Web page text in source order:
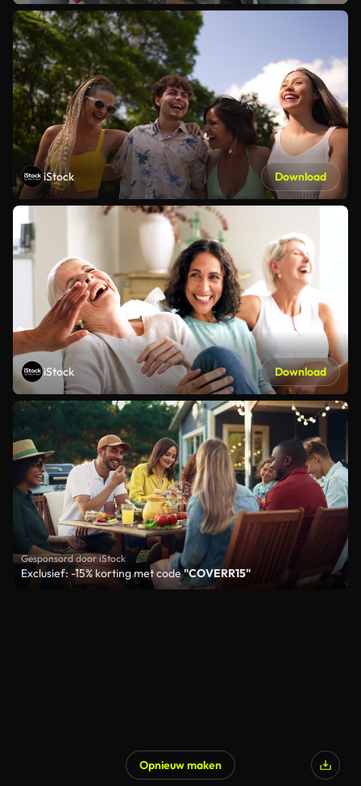
iStock Download
iStock Download
Gesponsord door iStock
Exclusief: -15% korting met code"COVERR15"
Opnieuw maken